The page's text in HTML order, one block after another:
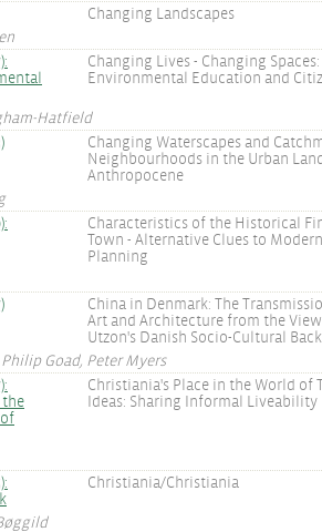
Changing Landscapes
Changing Lives - Changing Spaces:
Environmental Education and
Hatfield
Changing Waterscapes and
Neighbourhoods in the Urban
Anthropocene
Characteristics of the Historical
Town - Alternative Clues to
Planning
China in Denmark: The
Art and Architecture from the
Utzon's Danish Socio-Cultural
Philip Goad, Peter Myers
the
Christiania's Place in the World of
Ideas: Sharing Informal Liveability
Christiania/Christiania